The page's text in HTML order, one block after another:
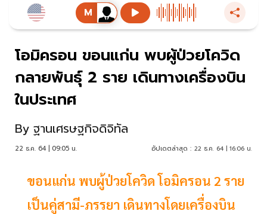
โอมิครอน ขอนแก่น พบผู้ป่วยโควิด
กลายพันธุ์ 2 ราย เดินทางเครื่องบิน
ในประเทศ
By ฐานเศรษฐกิจดิจิทัล
22 ธ.ค. 64 | 09:05 น. อัปเดตล่าสุด : 22 ธ.ค. 64 | 16:06 น.
ขอนแก่น พบผู้ป่วยโควิด โอมิครอน 2 ราย
เป็นคู่สามี-ภรรยา เดินทางโดยเครื่องบิน